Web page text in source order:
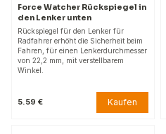
Force Watcher Rückspiegel in
den Lenker unten
Rückspiegel für den Lenker für
Radfahrer erhöht die Sicherheit beim
Fahren, für einen Lenkerdurchmesser
von 22,2 mm, mit verstellbarem
Winkel.
5.59 € Kaufen